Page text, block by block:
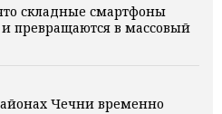
складные смартфоны
превращаются в массовый
Чечни временно